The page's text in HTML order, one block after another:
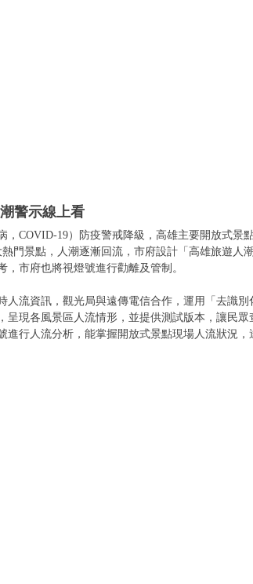
警示線上看
，COVID-19）防疫警戒降級，高雄主要開放式景
門景點，人潮逐漸回流，市府設計「高雄旅遊人
，市府也將視燈號進行勸離及管制。
人流資訊，觀光局與遠傳電信合作，運用「去識
呈現各風景區人流情形，並提供測試版本，讓民
進行人流分析，能掌握開放式景點現場人流狀況，